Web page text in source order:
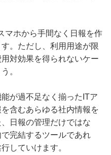
マホから手間なく日報を作
。ただし、利用用途が限
対効果を得られないケー
。
が過不足なく揃ったITア
含むあらゆる社内情報を
日報の管理だけではな
完結するツールであれ
していけます。